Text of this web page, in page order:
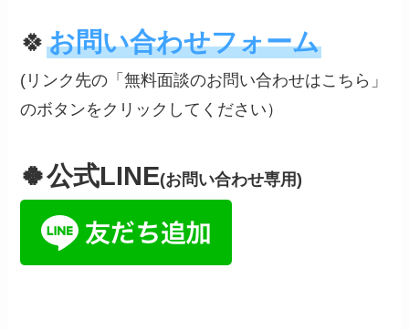
🍀お問い合わせフォーム
(リンク先の「無料面談のお問い合わせはこちら」
のボタンをクリックしてください）
🍀公式LINE(お問い合わせ専用)